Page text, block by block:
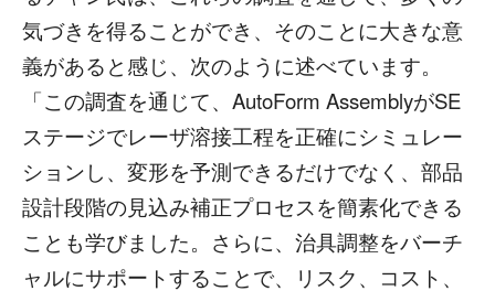
気づきを得ることができ、そのことに大きな意
義があると感じ、次のように述べています。
「この調査を通じて、AutoForm AssemblyがSE
ステージでレーザ溶接工程を正確にシミュレー
ションし、変形を予測できるだけでなく、部品
設計段階の見込み補正プロセスを簡素化できる
ことも学びました。さらに、治具調整をバーチ
ャルにサポートすることで、リスク、コスト、